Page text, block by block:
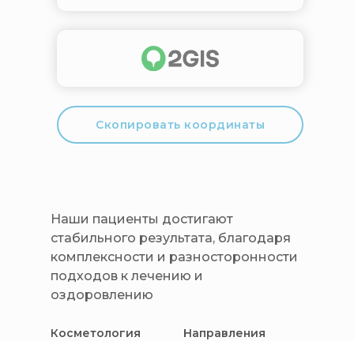
Скопировать координаты
Косметология Направления
Наши пациенты достигают
стабильного результата, благодаря
комплексности и разносторонности
подходов к лечению и
оздоровлению